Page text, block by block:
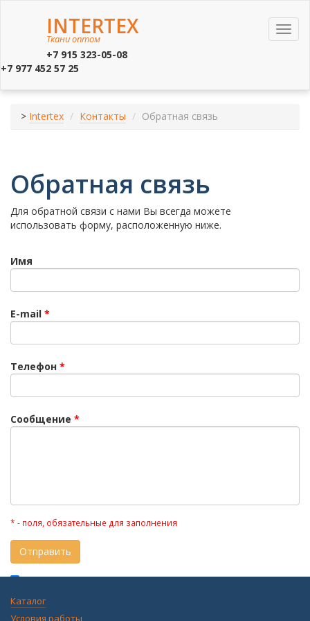
INTERTEX
Ткани оптом
+7 915 323-05-08
+7 977 452 57 25
> Intertex Контакты Обратная связь
Обратная связь
Для обратной связи с нами Вы всегда можете
использовать форму, расположенную ниже.
Имя
E-mail *
Телефон *
Сообщение *
* - поля, обязательные для заполнения
конфиденциальности
Каталог
Условия работы